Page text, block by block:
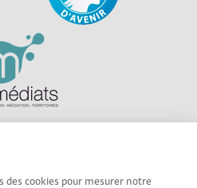
des cookies pour mesurer notre
contact : Echosciences
des amateurs et passionnés de
en Bretagne.